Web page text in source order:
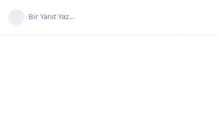
Bir Yanıt Yaz...